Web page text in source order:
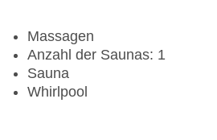
Massagen
Anzahl der Saunas: 1
Sauna
Whirlpool